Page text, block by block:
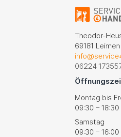
Theodor-
69181 Leimen
06224
Montag bis
09:30 – 18:30
Samstag
09:30 – 16:00